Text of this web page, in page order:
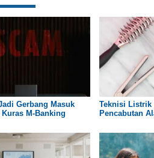
Gerbang Masuk
M-Banking
Teknisi Listrik
Pencabutan